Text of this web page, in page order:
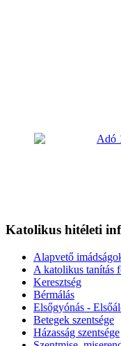
Katolikus hitéleti
Alapvető
A katolikus tanítás
Keresztség
Bérmálás
Elsőgyónás -
Betegek szentsége
Házasság szentsége